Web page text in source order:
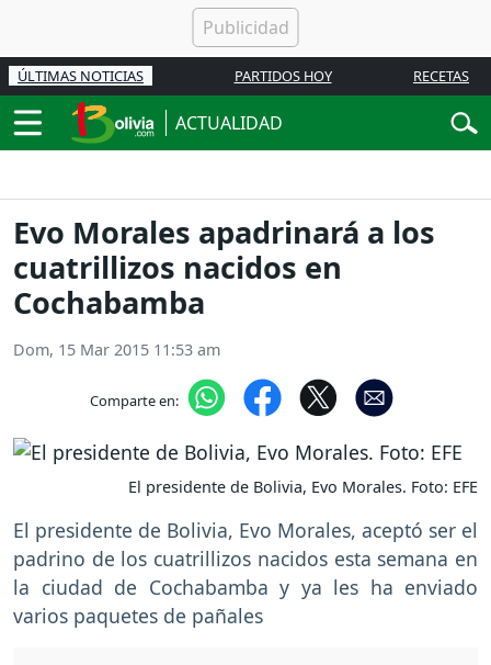
ÚLTIMAS NOTICIAS PARTIDOS HOY RECETAS
ACTUALIDAD
Evo Morales apadrinará a los
cuatrillizos nacidos en
Cochabamba
Dom, 15 Mar 2015 11:53 am
Comparte en:
El presidente de Bolivia, Evo Morales. Foto: EFE
El presidente de Bolivia, Evo Morales, aceptó ser el
padrino de los cuatrillizos nacidos esta semana en
la ciudad de Cochabamba y ya les ha enviado
varios paquetes de pañales